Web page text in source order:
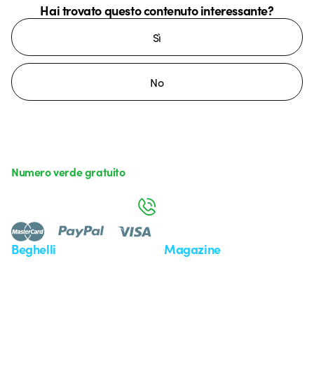
Hai trovato questo contenuto interessante?
Sì
No
Beghelli Magazine
Numero verde gratuito